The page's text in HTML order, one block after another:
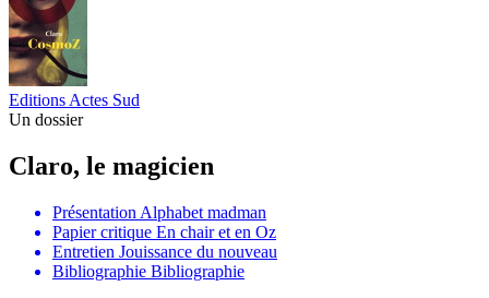
Editions Actes Sud
Un dossier
Claro, le magicien
Présentation Alphabet madman
Papier critique En chair et en Oz
Entretien Jouissance du nouveau
Bibliographie Bibliographie